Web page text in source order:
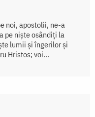
noi, apostolii, ne-a
pe niște osândiți la
lumii și îngerilor și
Hristos; voi...